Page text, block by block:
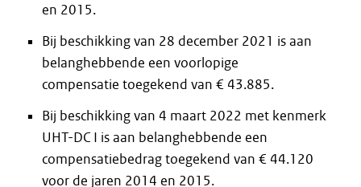
en 2015.
Bij beschikking van 28 december 2021 is aan
belanghebbende een voorlopige
compensatie toegekend van € 43.885.
Bij beschikking van 4 maart 2022 met kenmerk
UHT-DC I is aan belanghebbende een
compensatiebedrag toegekend van € 44.120
voor de jaren 2014 en 2015.